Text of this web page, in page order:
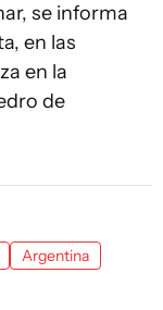
se informa
en las
en la
de
Argentina